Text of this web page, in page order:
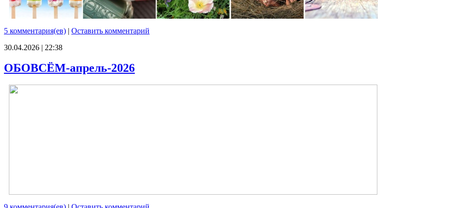
5 комментария(ев) | Оставить комментарий
30.04.2026 | 22:38
ОБОВСЁМ-апрель-2026